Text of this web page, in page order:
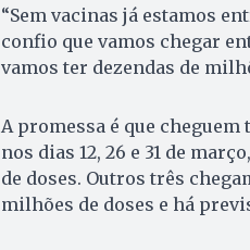
“Sem vacinas já estamos
confio que vamos chegar
vamos ter dezendas de
A promessa é que
nos dias 12, 26 e 31 de
de doses. Outros três
milhões de doses e há